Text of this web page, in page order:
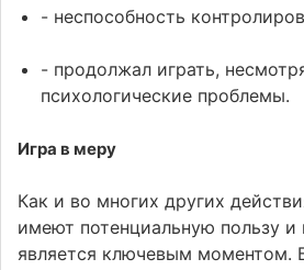
- неспособность
- продолжал играть,
психологические проблемы.
Игра в меру
Как и во многих других
имеют потенциальную пользу и
является ключевым моментом.